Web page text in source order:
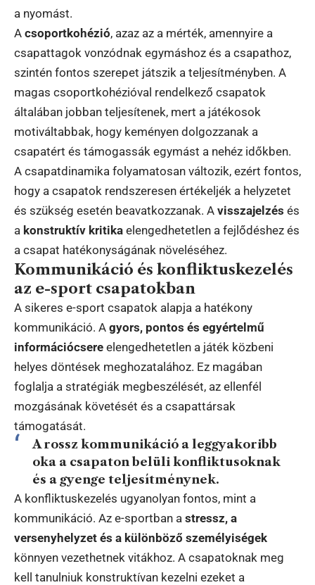
a nyomást.
A csoportkohézió, azaz az a mérték, amennyire a
csapattagok vonzódnak egymáshoz és a csapathoz,
szintén fontos szerepet játszik a teljesítményben. A
magas csoportkohézióval rendelkező csapatok
általában jobban teljesítenek, mert a játékosok
motiváltabbak, hogy keményen dolgozzanak a
csapatért és támogassák egymást a nehéz időkben.
A csapatdinamika folyamatosan változik, ezért fontos,
hogy a csapatok rendszeresen értékeljék a helyzetet
és szükség esetén beavatkozzanak. A visszajelzés és
a konstruktív kritika elengedhetetlen a fejlődéshez és
a csapat hatékonyságának növeléséhez.
Kommunikáció és konfliktuskezelés
az e-sport csapatokban
A sikeres e-sport csapatok alapja a hatékony
kommunikáció. A gyors, pontos és egyértelmű
információcsere elengedhetetlen a játék közbeni
helyes döntések meghozatalához. Ez magában
foglalja a stratégiák megbeszélését, az ellenfél
mozgásának követését és a csapattársak
támogatását.
A rossz kommunikáció a leggyakoribb
oka a csapaton belüli konfliktusoknak
és a gyenge teljesítménynek.
A konfliktuskezelés ugyanolyan fontos, mint a
kommunikáció. Az e-sportban a stressz, a
versenyhelyzet és a különböző személyiségek
könnyen vezethetnek vitákhoz. A csapatoknak meg
kell tanulniuk konstruktívan kezelni ezeket a